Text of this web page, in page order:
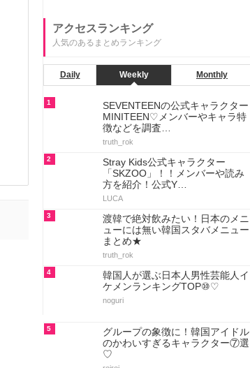
アクセスランキング
人気のあるまとめランキング
Daily Weekly Monthly
1
SEVENTEENの公式キャラクター
MINITEEN♡メンバーやキャラ特
徴などを調査…
truth_rok
2
Stray Kids公式キャラクター
「SKZOO」！！メンバーや読み
方を紹介！公式Y…
LUCA
3
渡韓で絶対飲みたい！日本のメニ
ューには無い韓国スタバメニュー
まとめ★
truth_rok
4
韓国人が選ぶ日本人男性芸能人イ
ケメンランキングTOP⑩♡
noguri
5
グループの象徴に！韓国アイドル
のかわいすぎるキャラクター⑦選
♡